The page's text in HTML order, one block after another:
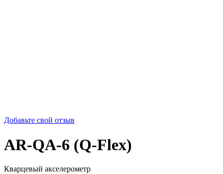
Добавьте свой отзыв
AR-QA-6 (Q-Flex)
Кварцевый акселерометр